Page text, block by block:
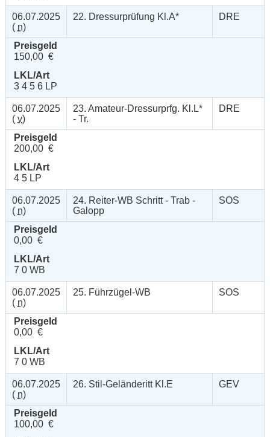
06.07.2025
( n)
22. Dressurprüfung Kl.A* DRE
Preisgeld
150,00 €
LKL/Art
3 4 5 6 LP
06.07.2025
( v)
23. Amateur-Dressurprfg. Kl.L*
- Tr.
DRE
Preisgeld
200,00 €
LKL/Art
4 5 LP
06.07.2025
( n)
24. Reiter-WB Schritt - Trab -
Galopp
SOS
Preisgeld
0,00 €
LKL/Art
7 0 WB
06.07.2025
( n)
25. Führzügel-WB SOS
Preisgeld
0,00 €
LKL/Art
7 0 WB
06.07.2025
( n)
26. Stil-Geländeritt Kl.E GEV
Preisgeld
100,00 €